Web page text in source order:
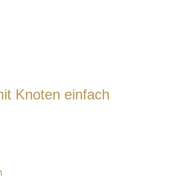
Knoten einfach